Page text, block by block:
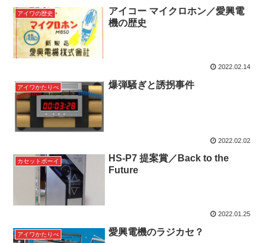
アイワの歴史
アイコー マイクロホン／愛興電
機の歴史
2022.02.14
アイワかたりべ 爆弾騒ぎと誘拐事件
2022.02.02
カセットボーイ
HS-P7 提案賞／Back to the
Future
2022.01.25
アイワかたりべ 愛興電機のラジカセ？